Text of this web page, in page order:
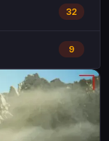
32
9